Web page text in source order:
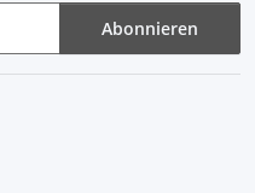
Abonnieren